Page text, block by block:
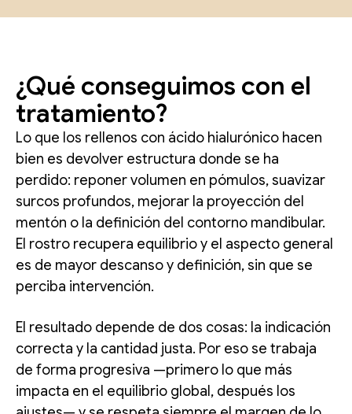
¿Qué conseguimos con el
tratamiento?
Lo que los rellenos con ácido hialurónico hacen
bien es devolver estructura donde se ha
perdido: reponer volumen en pómulos, suavizar
surcos profundos, mejorar la proyección del
mentón o la definición del contorno mandibular.
El rostro recupera equilibrio y el aspecto general
es de mayor descanso y definición, sin que se
perciba intervención.
El resultado depende de dos cosas: la indicación
correcta y la cantidad justa. Por eso se trabaja
de forma progresiva —primero lo que más
impacta en el equilibrio global, después los